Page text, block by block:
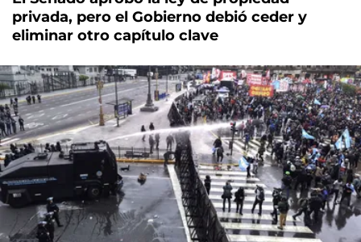
privada, pero el Gobierno debió ceder y
eliminar otro capítulo clave